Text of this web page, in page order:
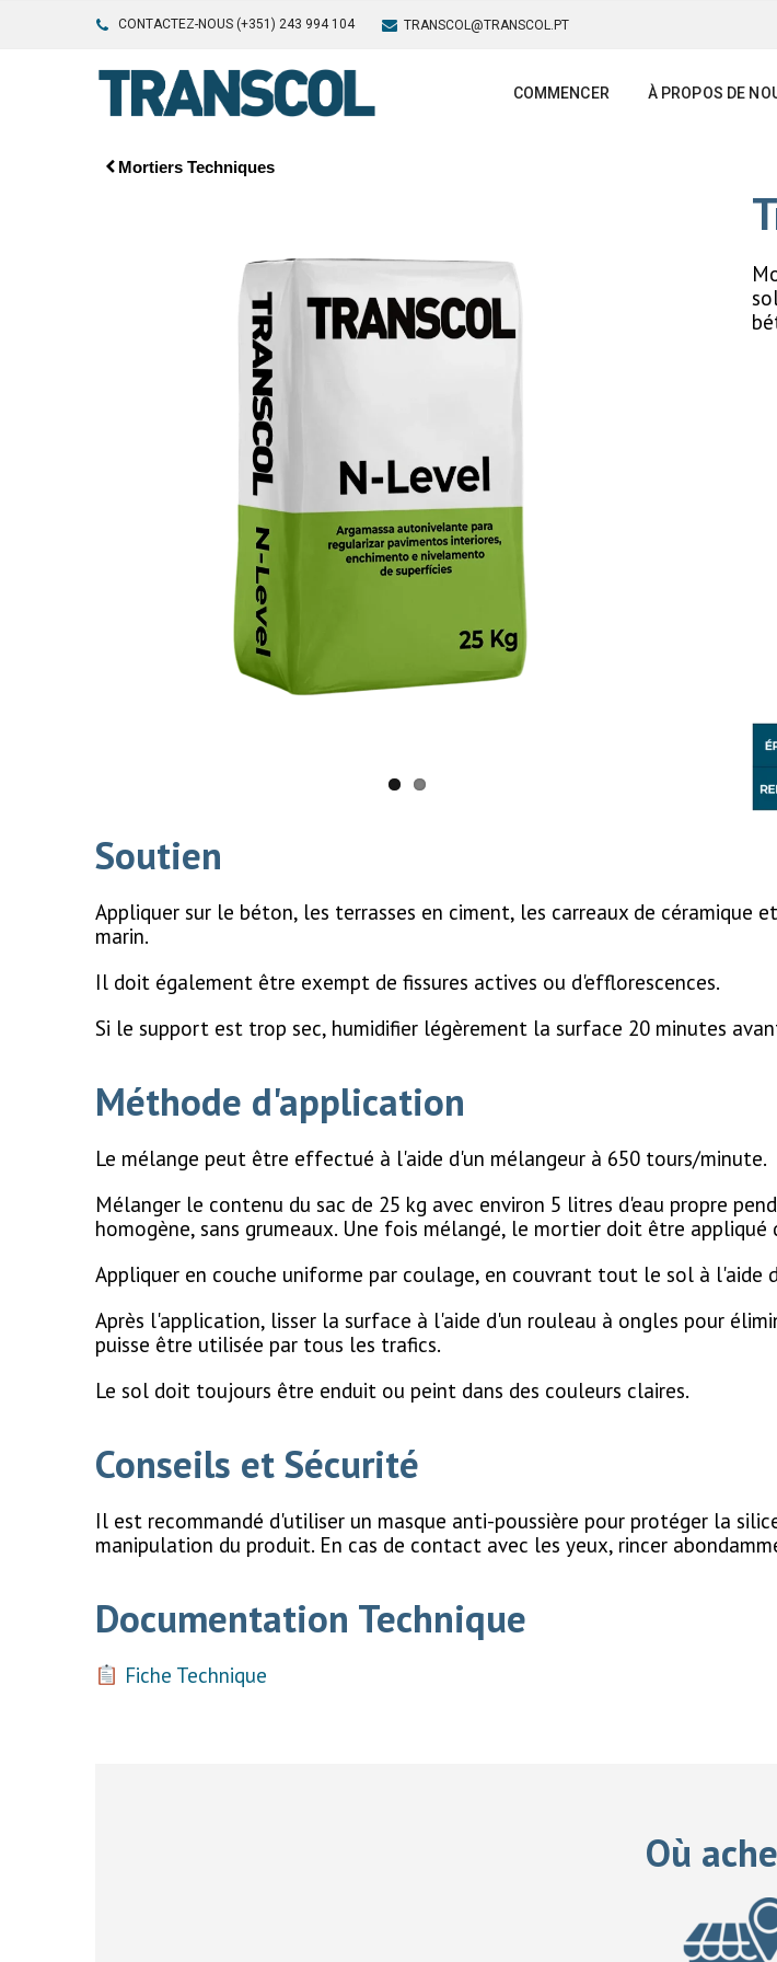
CONTACTEZ-NOUS (+351) 243 994 104 TRANSCOL@TRANSCOL.PT
COMMENCER À PROPOS DE
Mortiers Techniques
Soutien
Appliquer sur le béton, les terrasses en ciment, les carreaux de céramique
marin.
Il doit également être exempt de fissures actives ou d'efflorescences.
Si le support est trop sec, humidifier légèrement la surface 20 minutes
Méthode d'application
Le mélange peut être effectué à l'aide d'un mélangeur à 650 tours/minute.
Mélanger le contenu du sac de 25 kg avec environ 5 litres d'eau propre
homogène, sans grumeaux. Une fois mélangé, le mortier doit être appliqué
Appliquer en couche uniforme par coulage, en couvrant tout le sol à l'aide
Après l'application, lisser la surface à l'aide d'un rouleau à ongles pour
puisse être utilisée par tous les trafics.
Le sol doit toujours être enduit ou peint dans des couleurs claires.
Conseils et Sécurité
Il est recommandé d'utiliser un masque anti-poussière pour protéger la
manipulation du produit. En cas de contact avec les yeux, rincer
Documentation Technique
Fiche Technique
Où